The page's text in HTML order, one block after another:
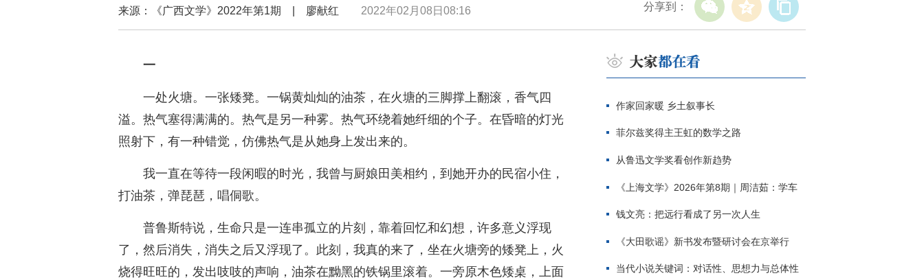
分享到：
来源：《广西文学》2022年第1期 | 廖献红 2022年02月08日08:16
一
一处火塘。一张矮凳。一锅黄灿灿的油茶，在火塘的三脚撑上翻滚，香气四
溢。热气塞得满满的。热气是另一种雾。热气环绕着她纤细的个子。在昏暗的灯光
照射下，有一种错觉，仿佛热气是从她身上发出来的。
我一直在等待一段闲暇的时光，我曾与厨娘田美相约，到她开办的民宿小住，
打油茶，弹琵琶，唱侗歌。
普鲁斯特说，生命只是一连串孤立的片刻，靠着回忆和幻想，许多意义浮现
了，然后消失，消失之后又浮现了。此刻，我真的来了，坐在火塘旁的矮凳上，火
烧得旺旺的，发出吱吱的声响，油茶在黝黑的铁锅里滚着。一旁原木色矮桌，上面
作家回家暖 乡土叙事长
菲尔兹奖得主王虹的数学之路
从鲁迅文学奖看创作新趋势
《上海文学》2026年第8期｜周洁茹：学车
钱文亮：把远行看成了另一次人生
《大田歌谣》新书发布暨研讨会在京举行
当代小说关键词：对话性、思想力与总体性